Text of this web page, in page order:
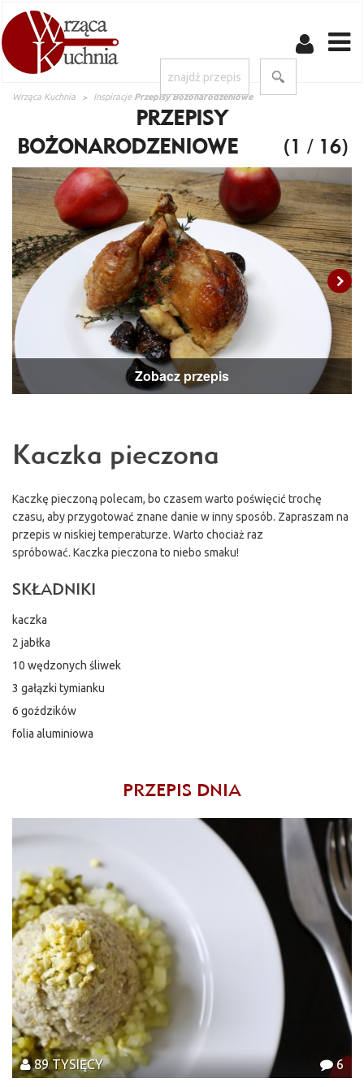
Wrząca Kuchnia Inspiracje Przepisy Bożonarodzeniowe
PRZEPISY
BOŻONARODZENIOWE(1 / 16)
Zobacz przepis
Kaczka pieczona
Kaczkę pieczoną polecam, bo czasem warto poświęcić trochę
czasu, aby przygotować znane danie w inny sposób. Zapraszam na
przepis w niskiej temperaturze. Warto chociaż raz
spróbować. Kaczka pieczona to niebo smaku!
SKŁADNIKI
kaczka
2 jabłka
10 wędzonych śliwek
3 gałązki tymianku
6 goździków
folia aluminiowa
PRZEPIS DNIA
6
89 TYSIĘCY